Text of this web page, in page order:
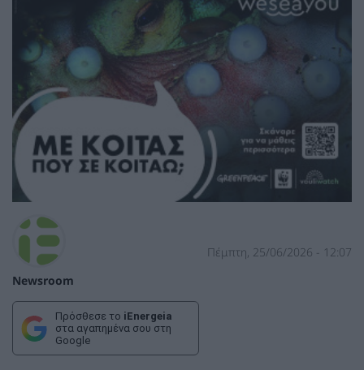
Newsroom
Πέμπτη, 25/06/2026 - 12:07
Πρόσθεσε το iEnergeia
στα αγαπημένα σου στη
Google